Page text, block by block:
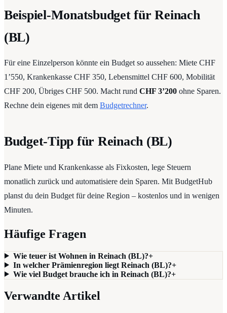
Beispiel-Monatsbudget für Reinach
(BL)
Für eine Einzelperson könnte ein Budget so aussehen: Miete CHF
1’550, Krankenkasse CHF 350, Lebensmittel CHF 600, Mobilität
CHF 200, Übriges CHF 500. Macht rund CHF 3’200 ohne Sparen.
Rechne dein eigenes mit dem Budgetrechner.
Budget-Tipp für Reinach (BL)
Plane Miete und Krankenkasse als Fixkosten, lege Steuern
monatlich zurück und automatisiere dein Sparen. Mit BudgetHub
planst du dein Budget für deine Region – kostenlos und in wenigen
Minuten.
Häufige Fragen
Wie teuer ist Wohnen in Reinach (BL)?+
In welcher Prämienregion liegt Reinach (BL)?+
Wie viel Budget brauche ich in Reinach (BL)?+
Verwandte Artikel